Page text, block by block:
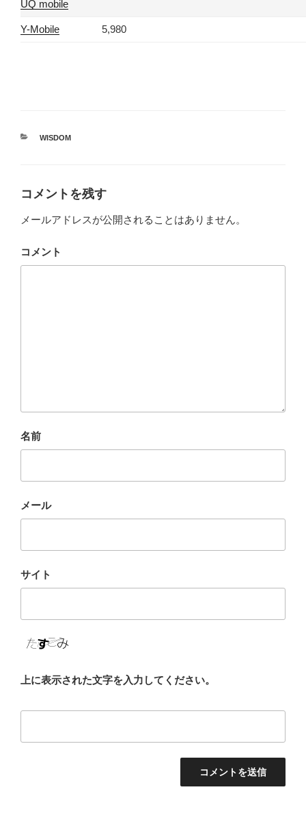
UQ mobile
Y-Mobile 5,980
カ
ー
WISDOM
コメントを残す
メールアドレスが公開されることはありません。
コメント
名前
メール
サイト
上に表示された文字を入力してください。